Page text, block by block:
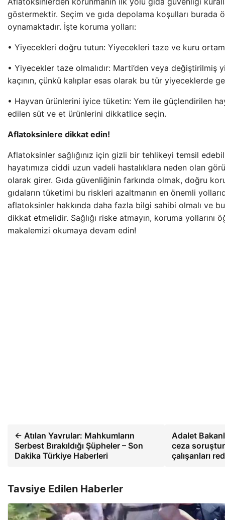
göstermektir. Seçim ve gıda depolama koşulları burada
oynamaktadır. İşte koruma yolları:
• Yiyecekleri doğru tutun: Yiyecekleri taze ve kuru
• Yiyecekler taze olmalıdır: Marti’den veya değiştirilmiş
kaçının, çünkü kalıplar esas olarak bu tür yiyeceklerde
• Hayvan ürünlerini iyice tüketin: Yem ile güçlendirilen
edilen süt ve et ürünlerini dikkatlice seçin.
Aflatoksinlere dikkat edin!
Aflatoksinler sağlığınız için gizli bir tehlikeyi temsil
hayatımıza ciddi uzun vadeli hastalıklara neden olan
olarak girer. Gıda güvenliğinin farkında olmak, doğru
gıdaların tüketimi bu riskleri azaltmanın en önemli
aflatoksinler hakkında daha fazla bilgi sahibi olmalı ve
dikkat etmelidir. Sağlığı riske atmayın, koruma yollarını
makalemizi okumaya devam edin!
← Atılan Yavrular: Mahkumların
Serbest Bırakıldığı Şüpheler – Son
Dakika Türkiye Haberleri
Adalet
ceza
çalışanları
Tavsiye Edilen Haberler